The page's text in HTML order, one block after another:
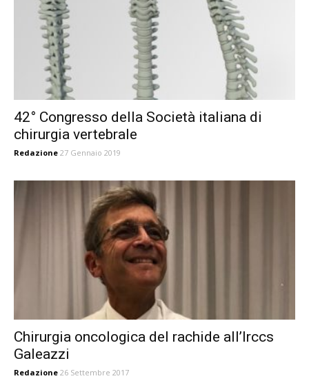
42° Congresso della Società italiana di
chirurgia vertebrale
Redazione 27 Gennaio 2019
Chirurgia oncologica del rachide all’Irccs
Galeazzi
Redazione 26 Settembre 2017